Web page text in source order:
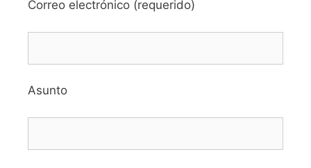
Correo electrónico (requerido)
Asunto